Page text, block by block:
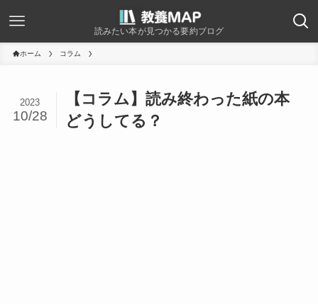
読みたい本が見つかる要約ブログ
ホーム コラム
【コラム】読み終わった紙の本
どうしてる？
2023
10/28